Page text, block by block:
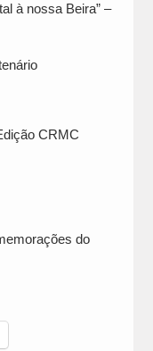
à nossa Beira” –
CRMC
do